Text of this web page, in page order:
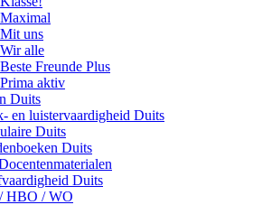
Maximal
Mit uns
Wir alle
Beste Freunde Plus
Prima aktiv
Duits
en luistervaardigheid Duits
Duits
Duits
Duits
HBO / WO